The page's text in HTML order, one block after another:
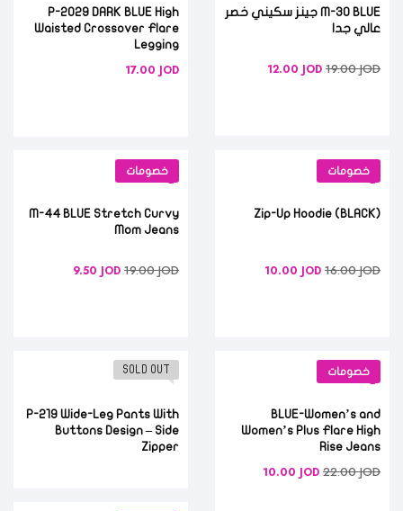
M-30 BLUE جينز سكيني خصر
عالي جدا
19.00JOD
12.00 JOD
P-2029 DARK BLUE High
Waisted Crossover Flare
Legging
17.00 JOD
خصومات
(BLACK) Zip-Up Hoodie
16.00JOD
10.00 JOD
خصومات
M-44 BLUE Stretch Curvy
Mom Jeans
19.00JOD
9.50 JOD
خصومات
BLUE-Women’s and
Women’s Plus Flare High
Rise Jeans
22.00JOD
10.00 JOD
SOLD OUT
P-219 Wide-Leg Pants With
Buttons Design – Side
Zipper